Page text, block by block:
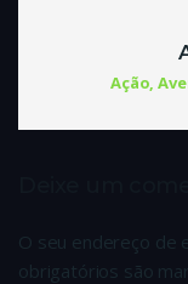
Ação,
Deixe um
O seu endereço de
obrigatórios são